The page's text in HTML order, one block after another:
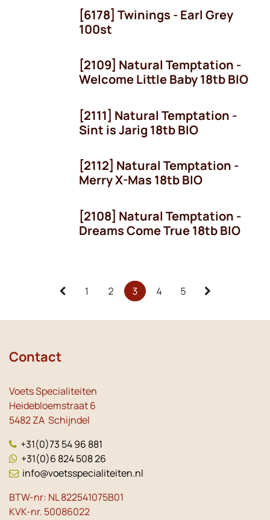
[6178] Twinings - Earl Grey
100st
[2109] Natural Temptation -
Welcome Little Baby 18tb BIO
[2111] Natural Temptation -
Sint is Jarig 18tb BIO
[2112] Natural Temptation -
Merry X-Mas 18tb BIO
[2108] Natural Temptation -
Dreams Come True 18tb BIO
1 2 3 4 5
Contact
Voets Specialiteiten
Heidebloemstraat 6
5482 ZA Schijndel
+31(0)73 54 96 881
+31(0)6 824 508 26
info@voetsspecialiteiten.nl
BTW-nr: NL 822541075B01
KVK-nr. 50086022